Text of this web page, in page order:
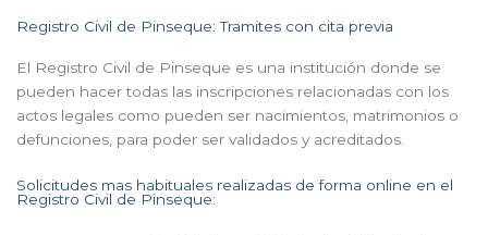
Registro Civil de Pinseque: Tramites con cita previa
El Registro Civil de Pinseque es una institución donde se
pueden hacer todas las inscripciones relacionadas con los
actos legales como pueden ser nacimientos, matrimonios o
defunciones, para poder ser validados y acreditados.
Solicitudes mas habituales realizadas de forma online en el
Registro Civil de Pinseque: